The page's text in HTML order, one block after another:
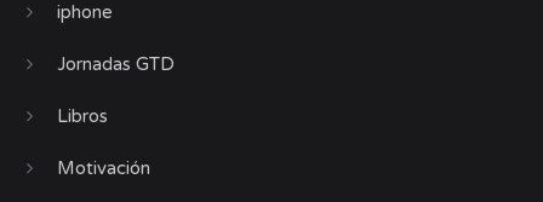
iphone
Jornadas GTD
Libros
Motivación